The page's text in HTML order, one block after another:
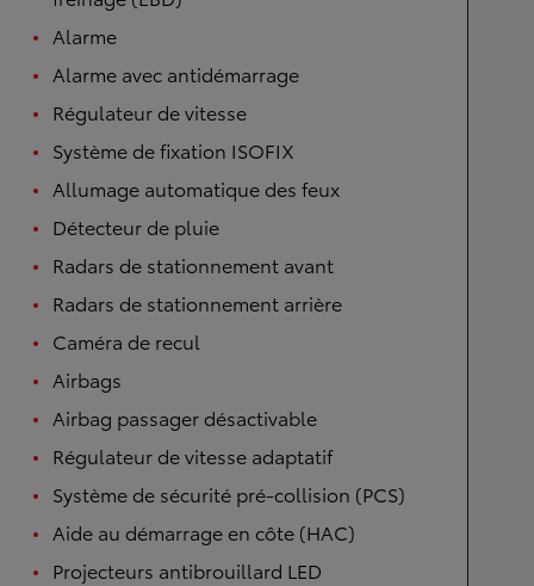
Alarme
Alarme avec antidémarrage
Régulateur de vitesse
Système de fixation ISOFIX
Allumage automatique des feux
Détecteur de pluie
Radars de stationnement avant
Radars de stationnement arrière
Caméra de recul
Airbags
Airbag passager désactivable
Régulateur de vitesse adaptatif
Système de sécurité pré-collision (PCS)
Aide au démarrage en côte (HAC)
Projecteurs antibrouillard LED